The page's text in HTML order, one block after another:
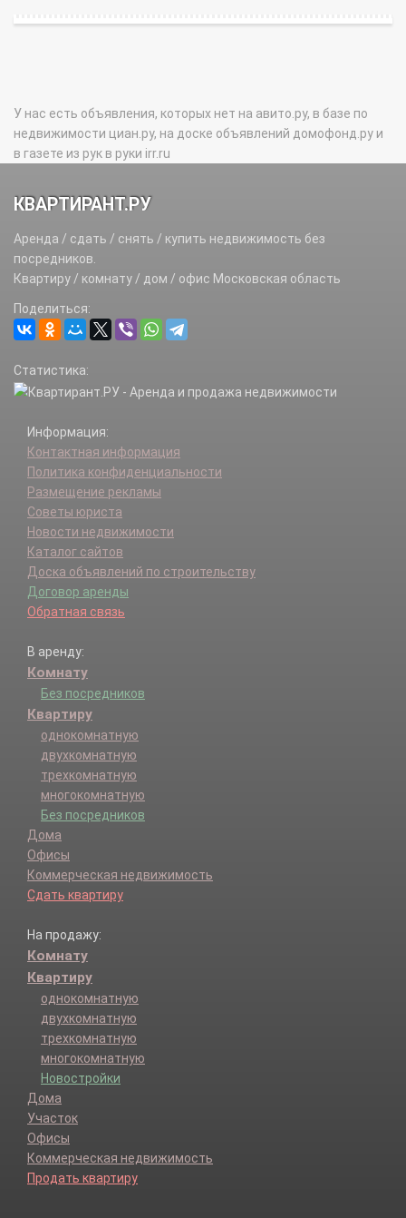
У нас есть объявления, которых нет на авито.ру, в базе по
недвижимости циан.ру, на доске объявлений домофонд.ру и
в газете из рук в руки irr.ru
КВАРТИРАНТ.РУ
Аренда / сдать / снять / купить недвижимость без
посредников.
Квартиру / комнату / дом / офис Московская область
Поделиться:
Статистика:
Информация:
Контактная информация
Политика конфиденциальности
Размещение рекламы
Советы юриста
Новости недвижимости
Каталог сайтов
Доска объявлений по строительству
Договор аренды
Обратная связь
В аренду:
Комнату
Без посредников
Квартиру
однокомнатную
двухкомнатную
трехкомнатную
многокомнатную
Без посредников
Дома
Офисы
Коммерческая недвижимость
Сдать квартиру
На продажу:
Комнату
Квартиру
однокомнатную
двухкомнатную
трехкомнатную
многокомнатную
Новостройки
Дома
Участок
Офисы
Коммерческая недвижимость
Продать квартиру